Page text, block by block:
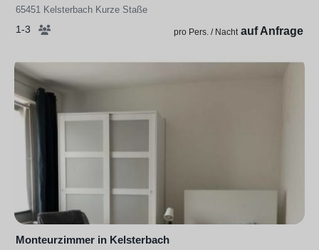
65451 Kelsterbach Kurze Staße
1-3 pro Pers. / Nacht auf Anfrage
Monteurzimmer in Kelsterbach